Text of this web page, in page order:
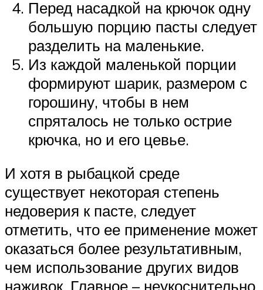
Перед насадкой на крючок одну
большую порцию пасты следует
разделить на маленькие.
Из каждой маленькой порции
формируют шарик, размером с
горошину, чтобы в нем
спряталось не только острие
крючка, но и его цевье.
И хотя в рыбацкой среде
существует некоторая степень
недоверия к пасте, следует
отметить, что ее применение может
оказаться более результативным,
чем использование других видов
наживок. Главное – неукоснительно